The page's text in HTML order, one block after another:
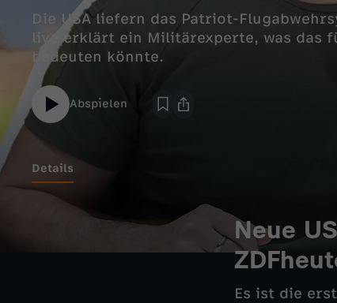
Die USA liefern das Patriot-
live erklärt ein Militärexperte, was das
bedeuten könnte.
Abspielen
Details
Neue
Es ist die